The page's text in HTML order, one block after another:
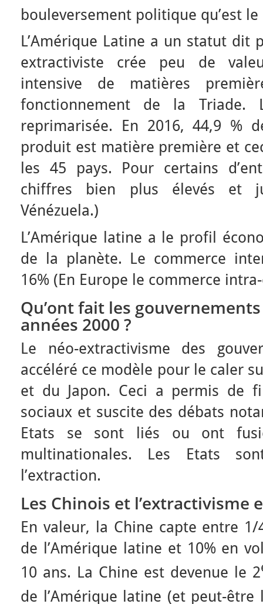
bouleversement politique qu’est le
L’Amérique Latine a un statut dit
extractiviste crée peu de
intensive de matières
fonctionnement de la Triade.
reprimarisée. En 2016, 44,9 %
produit est matière première et
les 45 pays. Pour certains
chiffres bien plus élevés et
Vénézuela.)
L’Amérique latine a le profil
de la planète. Le commerce
16% (En Europe le commerce
Qu’ont fait les
années 2000 ?
Le néo-extractivisme des
accéléré ce modèle pour le caler
et du Japon. Ceci a permis de
sociaux et suscite des débats
Etats se sont liés ou ont
multinationales. Les Etats
l’extraction.
Les Chinois et l’extractivisme
En valeur, la Chine capte entre
de l’Amérique latine et 10% en
10 ans. La Chine est devenue le 2
de l’Amérique latine (et peut-être